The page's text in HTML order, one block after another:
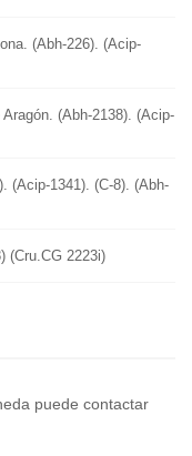
(Abh-226). (Acip-
(Abh-2138). (Acip-
(Acip-1341). (C-8). (Abh-
(Cru.CG 2223i)
puede contactar